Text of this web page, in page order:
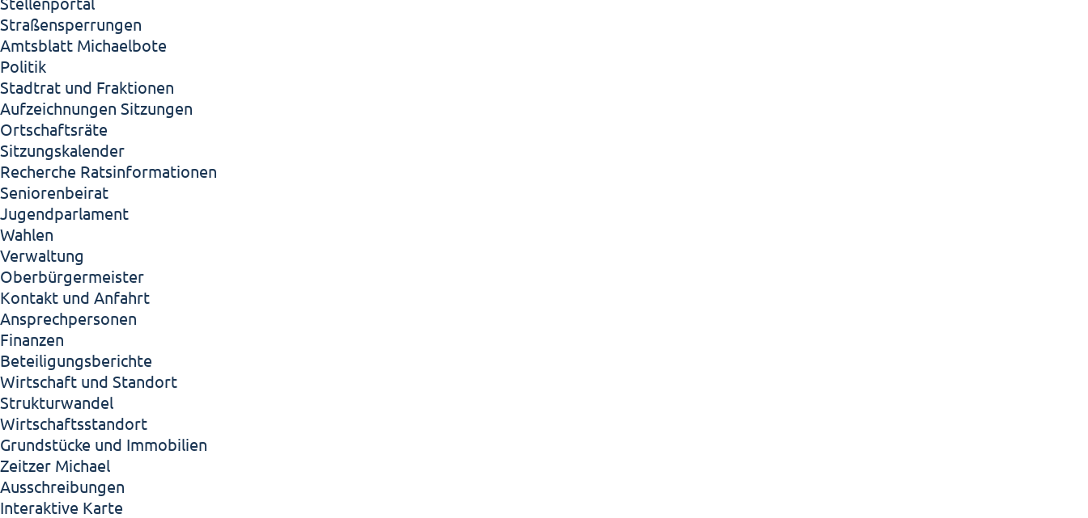
Straßensperrungen
Amtsblatt Michaelbote
Politik
Stadtrat und Fraktionen
Aufzeichnungen Sitzungen
Ortschaftsräte
Sitzungskalender
Recherche Ratsinformationen
Seniorenbeirat
Jugendparlament
Wahlen
Verwaltung
Oberbürgermeister
Kontakt und Anfahrt
Ansprechpersonen
Finanzen
Beteiligungsberichte
Wirtschaft und Standort
Strukturwandel
Wirtschaftsstandort
Grundstücke und Immobilien
Zeitzer Michael
Ausschreibungen
Interaktive Karte